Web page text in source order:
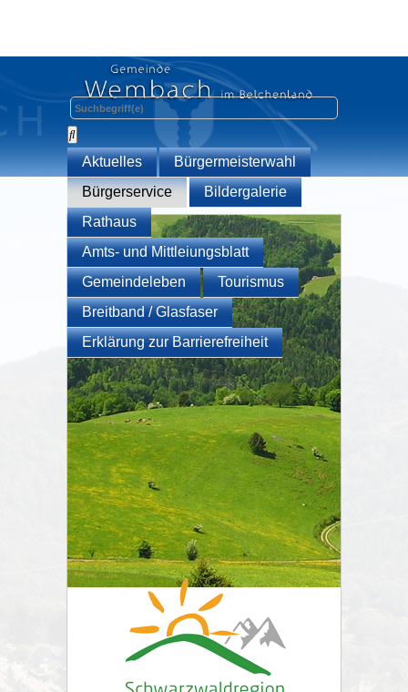
Aktuelles
Bürgermeisterwahl
Bürgerservice
Bildergalerie
Rathaus
Amts- und Mittleiungsblatt
Gemeindeleben
Tourismus
Breitband / Glasfaser
Erklärung zur Barrierefreiheit